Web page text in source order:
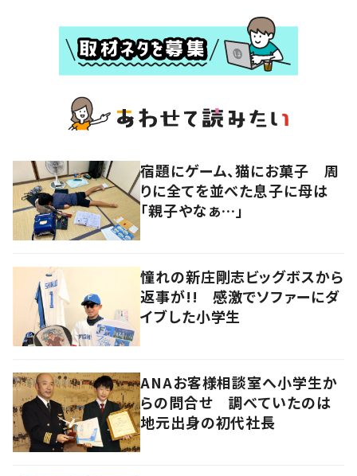
宿題にゲーム、猫にお菓子 周
りに全てを並べた息子に母は
「親子やなぁ…」
憧れの新庄剛志ビッグボスから
返事が!! 感激でソファーにダ
イブした小学生
ANAお客様相談室へ小学生か
らの問合せ 調べていたのは
地元出身の初代社長